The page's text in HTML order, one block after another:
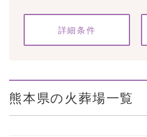
条件をクリア
詳細条件
熊本県の火葬場一覧